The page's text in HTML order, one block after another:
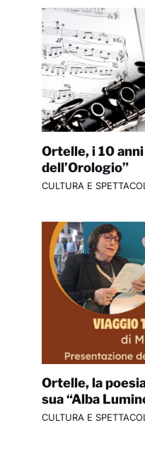
Ortelle, i 10
dell’Orologio”
CULTURA E
Ortelle, la
sua “Alba
CULTURA E